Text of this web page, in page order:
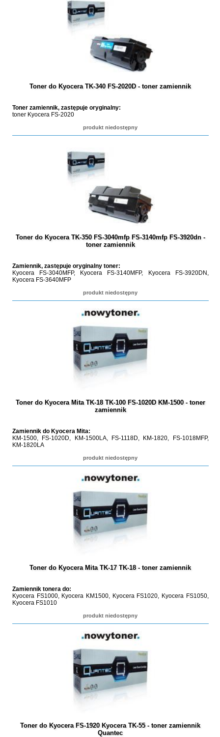
Toner do Kyocera TK-340 FS-2020D - toner zamiennik
Toner zamiennik, zastępuje oryginalny:
toner Kyocera FS-2020
produkt niedostępny
Toner do Kyocera TK-350 FS-3040mfp FS-3140mfp FS-3920dn -
toner zamiennik
Zamiennik, zastępuje oryginalny toner:
Kyocera FS-3040MFP, Kyocera FS-3140MFP, Kyocera FS-3920DN,
Kyocera FS-3640MFP
produkt niedostępny
Toner do Kyocera Mita TK-18 TK-100 FS-1020D KM-1500 - toner
zamiennik
Zamiennik do Kyocera Mita:
KM-1500, FS-1020D, KM-1500LA, FS-1118D, KM-1820, FS-1018MFP,
KM-1820LA
produkt niedostępny
Toner do Kyocera Mita TK-17 TK-18 - toner zamiennik
Zamiennik tonera do:
Kyocera FS1000, Kyocera KM1500, Kyocera FS1020, Kyocera FS1050,
Kyocera FS1010
produkt niedostępny
Toner do Kyocera FS-1920 Kyocera TK-55 - toner zamiennik
Quantec